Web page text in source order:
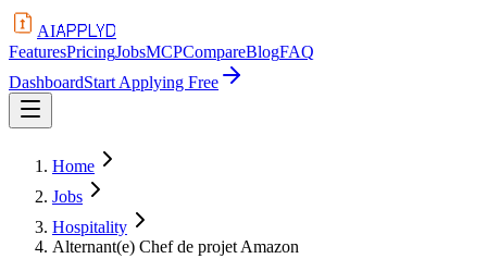
AIAPPLYD
FeaturesPricingJobsMCPCompareBlogFAQ
DashboardStart Applying Free
Home
Jobs
Hospitality
Alternant(e) Chef de projet Amazon